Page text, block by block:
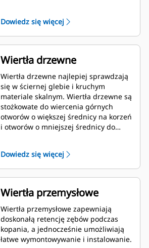
Dowiedz się więcej
Wiertła drzewne
Wiertła drzewne najlepiej sprawdzają
się w ściernej glebie i kruchym
materiale skalnym. Wiertła drzewne są
stożkowate do wiercenia górnych
otworów o większej średnicy na korzeń
i otworów o mniejszej średnicy do
Dowiedz się więcej
Wiertła przemysłowe
Wiertła przemysłowe zapewniają
doskonałą retencję zębów podczas
kopania, a jednocześnie umożliwiają
łatwe wymontowywanie i instalowanie.